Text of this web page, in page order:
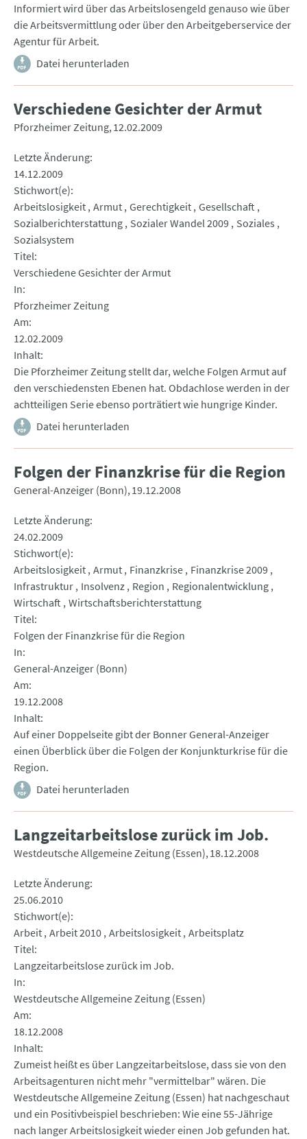
Informiert wird über das Arbeitslosengeld genauso wie über
die Arbeitsvermittlung oder über den Arbeitgeberservice der
Agentur für Arbeit.
Datei herunterladen
Verschiedene Gesichter der Armut
Pforzheimer Zeitung 12.02.2009
Letzte Änderung
14.12.2009
Stichwort(e)
Arbeitslosigkeit Armut Gerechtigkeit Gesellschaft
Sozialberichterstattung Sozialer Wandel 2009 Soziales
Sozialsystem
Titel
Verschiedene Gesichter der Armut
In
Pforzheimer Zeitung
Am
12.02.2009
Inhalt
Die Pforzheimer Zeitung stellt dar, welche Folgen Armut auf
den verschiedensten Ebenen hat. Obdachlose werden in der
achtteiligen Serie ebenso porträtiert wie hungrige Kinder.
Datei herunterladen
Folgen der Finanzkrise für die Region
General-Anzeiger (Bonn) 19.12.2008
Letzte Änderung
24.02.2009
Stichwort(e)
Arbeitslosigkeit Armut Finanzkrise Finanzkrise 2009
Infrastruktur Insolvenz Region
Regionalentwicklung
Wirtschaft Wirtschaftsberichterstattung
Titel
Folgen der Finanzkrise für die Region
In
General-Anzeiger (Bonn)
Am
19.12.2008
Inhalt
Auf einer Doppelseite gibt der Bonner General-Anzeiger
einen Überblick über die Folgen der Konjunkturkrise für die
Region.
Datei herunterladen
Langzeitarbeitslose zurück im Job.
Westdeutsche Allgemeine Zeitung (Essen) 18.12.2008
Letzte Änderung
25.06.2010
Stichwort(e)
Arbeit Arbeit 2010 Arbeitslosigkeit Arbeitsplatz
Titel
Langzeitarbeitslose zurück im Job.
In
Westdeutsche Allgemeine Zeitung (Essen)
Am
18.12.2008
Inhalt
Zumeist heißt es über Langzeitarbeitslose, dass sie von den
Arbeitsagenturen nicht mehr "vermittelbar" wären. Die
Westdeutsche Allgemeine Zeitung (Essen) hat nachgeschaut
und ein Positivbeispiel beschrieben: Wie eine 55-Jährige
nach langer Arbeitslosigkeit wieder einen Job gefunden hat.